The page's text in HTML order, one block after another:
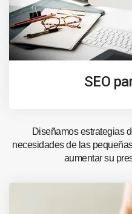
SEO
Diseñamos estrategias
necesidades de las
aumentar su